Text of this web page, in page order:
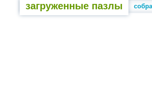
загруженные пазлы